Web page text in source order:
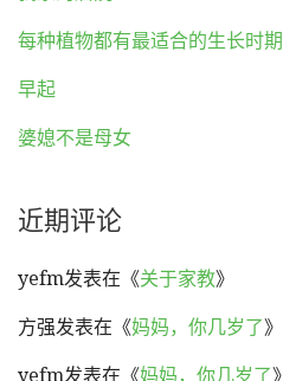
每种植物都有最适合的生长时期
早起
婆媳不是母女
近期评论
yefm发表在《关于家教》
方强发表在《妈妈，你几岁了》
yefm发表在《妈妈，你几岁了》